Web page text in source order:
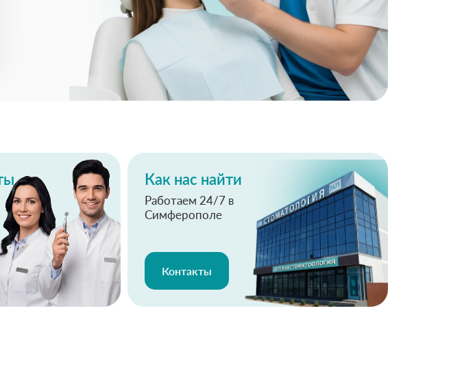
Как нас найти
Работаем 24/7 в
Симферополе
Контакты